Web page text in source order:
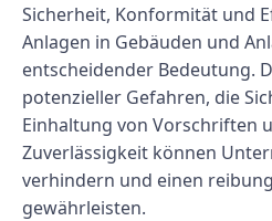
Sicherheit, Konformität und
Anlagen in Gebäuden und
entscheidender Bedeutung.
potenzieller Gefahren, die
Einhaltung von Vorschriften
Zuverlässigkeit können
verhindern und einen
gewährleisten.